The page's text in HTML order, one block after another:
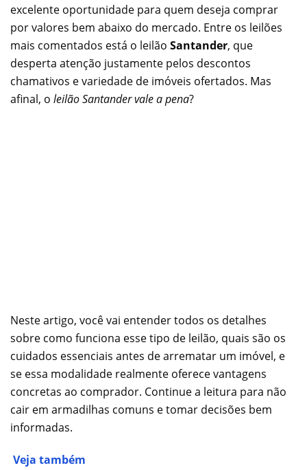
excelente oportunidade para quem deseja comprar
por valores bem abaixo do mercado. Entre os leilões
mais comentados está o leilão Santander, que
desperta atenção justamente pelos descontos
chamativos e variedade de imóveis ofertados. Mas
afinal, o leilão Santander vale a pena?
Neste artigo, você vai entender todos os detalhes
sobre como funciona esse tipo de leilão, quais são os
cuidados essenciais antes de arrematar um imóvel, e
se essa modalidade realmente oferece vantagens
concretas ao comprador. Continue a leitura para não
cair em armadilhas comuns e tomar decisões bem
informadas.
Veja também